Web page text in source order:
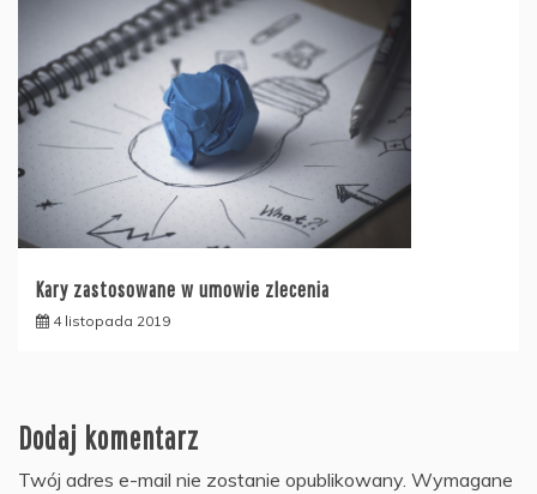
Kary zastosowane w umowie zlecenia
4 listopada 2019
Dodaj komentarz
Twój adres e-mail nie zostanie opublikowany. Wymagane